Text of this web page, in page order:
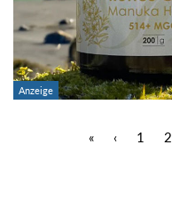
« ‹ 1 2